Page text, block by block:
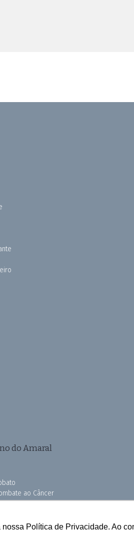
Política de Privacidade. Ao
do Amaral
ao Câncer